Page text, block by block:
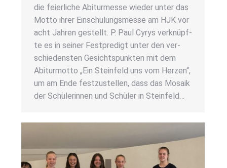
die fei­er­li­che Abitur­mes­se wie­der unter das
Mot­to ihrer Ein­schu­lungs­mes­se am HJK vor
acht Jah­ren gestellt. P. Paul Cyrys ver­knüpf­
te es in sei­ner Fest­pre­digt unter den ver­
schie­dens­ten Gesichts­punk­ten mit dem
Abitur­mot­to „Ein Stein­feld uns vom Her­zen“,
um am Ende fest­zu­stel­len, dass das Mosa­ik
der Schü­le­rin­nen und Schü­ler in Stein­feld…